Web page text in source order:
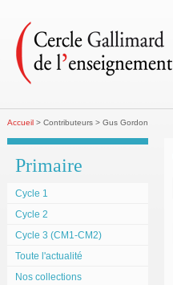
Accueil > Contributeurs > Gus Gordon
Primaire
Cycle 1
Cycle 2
Cycle 3 (CM1-CM2)
Toute l'actualité
Nos collections